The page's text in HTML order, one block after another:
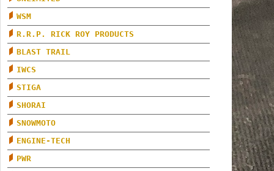
WSM
R.R.P. RICK ROY PRODUCTS
BLAST TRAIL
IWCS
STIGA
SHORAI
SNOWMOTO
ENGINE-TECH
PWR